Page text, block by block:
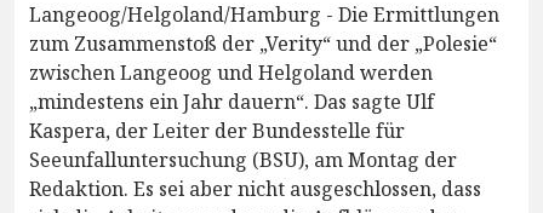
Langeoog/Helgoland/Hamburg - Die Ermittlungen
zum Zusammenstoß der „Verity“ und der „Polesie“
zwischen Langeoog und Helgoland werden
„mindestens ein Jahr dauern“. Das sagte Ulf
Kaspera, der Leiter der Bundesstelle für
Seeunfalluntersuchung (BSU), am Montag der
Redaktion. Es sei aber nicht ausgeschlossen, dass